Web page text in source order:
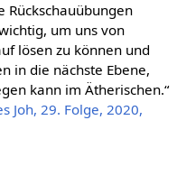
um uns von
lösen zu können und
in die nächste Ebene,
kann im Ätherischen.“
Joh, 29. Folge, 2020,